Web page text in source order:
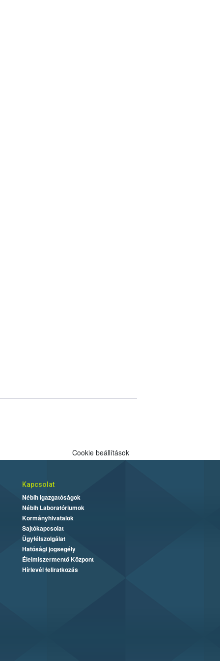
Cookie beállítások
Kapcsolat
Nébih Igazgatóságok
Nébih Laboratóriumok
Kormányhivatalok
Sajtókapcsolat
Ügyfélszolgálat
Hatósági jogsegély
Élelmiszermentő Központ
Hírlevél feliratkozás